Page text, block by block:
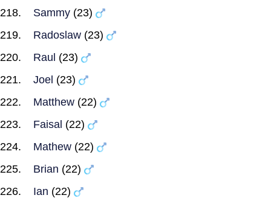
Sammy (23)
Radoslaw (23)
Raul (23)
Joel (23)
Matthew (22)
Faisal (22)
Mathew (22)
Brian (22)
Ian (22)